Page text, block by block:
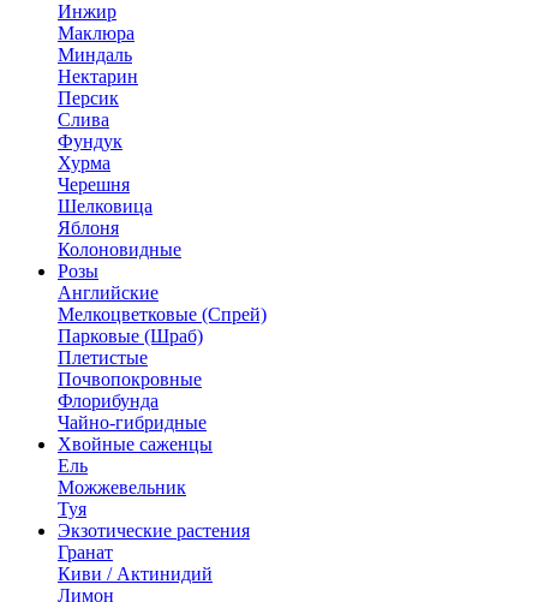
Инжир
Маклюра
Миндаль
Нектарин
Персик
Слива
Фундук
Хурма
Черешня
Шелковица
Яблоня
Колоновидные
Розы
Английские
Мелкоцветковые (Спрей)
Парковые (Шраб)
Плетистые
Почвопокровные
Флорибунда
Чайно-гибридные
Хвойные саженцы
Ель
Можжевельник
Туя
Экзотические растения
Гранат
Киви / Актинидий
Лимон